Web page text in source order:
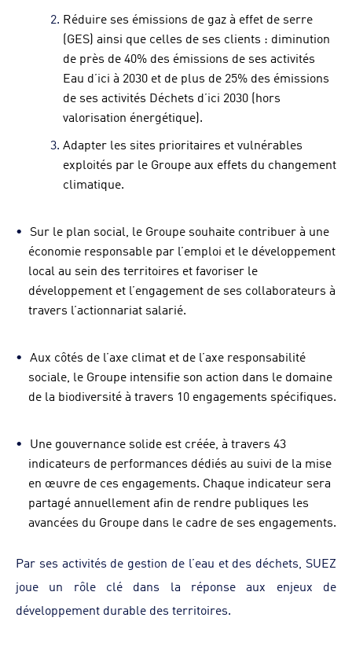
Réduire ses émissions de gaz à effet de serre
(GES) ainsi que celles de ses clients : diminution
de près de 40% des émissions de ses activités
Eau d’ici à 2030 et de plus de 25% des émissions
de ses activités Déchets d’ici 2030 (hors
valorisation énergétique).
Adapter les sites prioritaires et vulnérables
exploités par le Groupe aux effets du changement
climatique.
Sur le plan social, le Groupe souhaite contribuer à une
économie responsable par l’emploi et le développement
local au sein des territoires et favoriser le
développement et l’engagement de ses collaborateurs à
travers l’actionnariat salarié.
Aux côtés de l’axe climat et de l’axe responsabilité
sociale, le Groupe intensifie son action dans le domaine
de la biodiversité à travers 10 engagements spécifiques.
Une gouvernance solide est créée, à travers 43
indicateurs de performances dédiés au suivi de la mise
en œuvre de ces engagements. Chaque indicateur sera
partagé annuellement afin de rendre publiques les
avancées du Groupe dans le cadre de ses engagements.
Par ses activités de gestion de l’eau et des déchets, SUEZ
joue un rôle clé dans la réponse aux enjeux de
développement durable des territoires.